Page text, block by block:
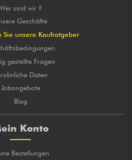
Wer sind wir ?
Geschäfte
Sie unsere Kaufratgeber
gestellte Fragen
Daten
Jobangebote
Blog
Konto
Bestellungen